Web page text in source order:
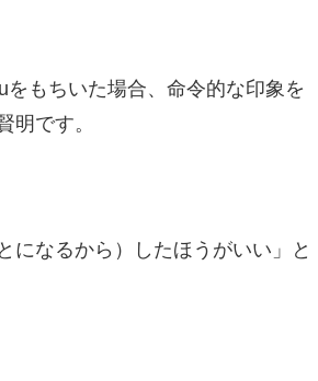
もちいた場合、命令的な印象を
明です。
になるから）したほうがいい」と